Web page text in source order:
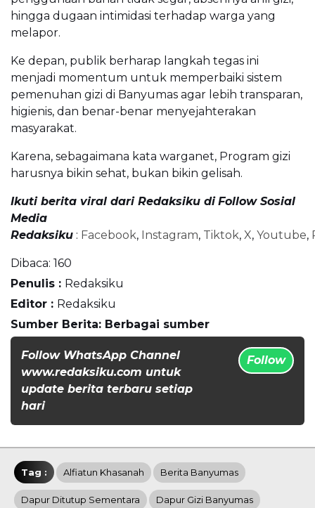
hingga dugaan intimidasi terhadap warga yang
melapor.
Ke depan, publik berharap langkah tegas ini
menjadi momentum untuk memperbaiki sistem
pemenuhan gizi di Banyumas agar lebih transparan,
higienis, dan benar-benar menyejahterakan
masyarakat.
Karena, sebagaimana kata warganet, Program gizi
harusnya bikin sehat, bukan bikin gelisah.
Ikuti berita viral dari Redaksiku di Follow Sosial
Media
Redaksiku : Facebook, Instagram, Tiktok, X, Youtube,
Dibaca: 160
Penulis : Redaksiku
Editor : Redaksiku
Sumber Berita: Berbagai sumber
Follow WhatsApp Channel
www.redaksiku.com untuk
update berita terbaru setiap
hari
Follow
Tag : Alfiatun Khasanah Berita Banyumas
Dapur Ditutup Sementara Dapur Gizi Banyumas